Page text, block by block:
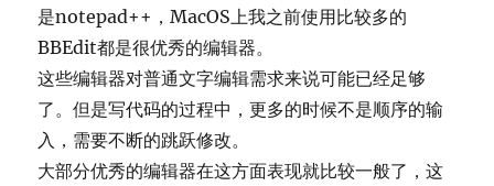
是notepad++，MacOS上我之前使用比较多的
BBEdit都是很优秀的编辑器。
这些编辑器对普通文字编辑需求来说可能已经足够
了。但是写代码的过程中，更多的时候不是顺序的输
入，需要不断的跳跃修改。
大部分优秀的编辑器在这方面表现就比较一般了，这